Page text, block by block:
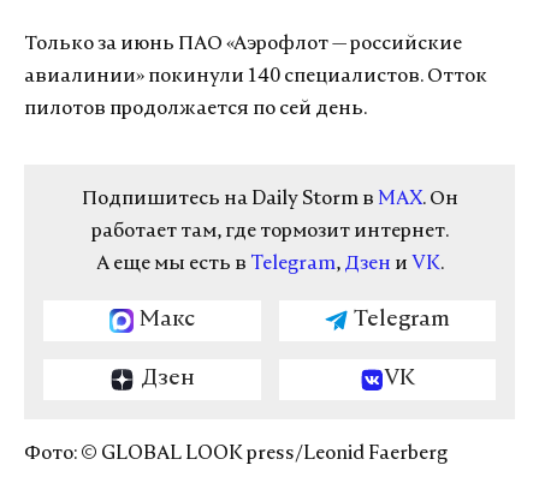
Только за июнь ПАО «Аэрофлот — российские
авиалинии» покинули 140 специалистов. Отток
пилотов продолжается по сей день.
Подпишитесь на Daily Storm в MAX. Он
работает там, где тормозит интернет.
А еще мы есть в Telegram, Дзен и VK.
Макс Telegram
Дзен VK
Фото: © GLOBAL LOOK press/Leonid Faerberg